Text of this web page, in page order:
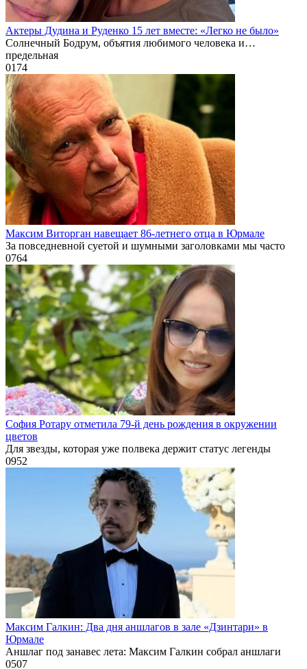
Актеры Дудина и Руденко 15 лет вместе: «Легко не было»
Солнечный Бодрум, объятия любимого человека и…
предельная
0174
Максим Виторган навещает 86-летнего отца в Юрмале
За повседневной суетой и шумными заголовками мы часто
0764
София Ротару отметила 79-й день рождения в окружении
цветов
Для звезды, которая уже полвека держит статус легенды
0952
Максим Галкин: Два дня аншлагов в зале «Дзинтари» в
Юрмале
Аншлаг под занавес лета: Максим Галкин собрал аншлаги
0507